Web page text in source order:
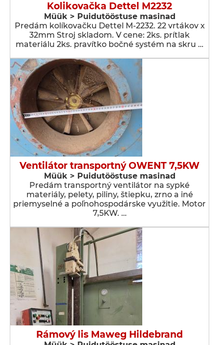
Kolikovačka Dettel M2232
Müük > Puidutööstuse masinad
Predám kolíkovačku Dettel M-2232. 22 vrtákov x
32mm Stroj skladom. V cene: 2ks. prítlak
materiálu 2ks. pravítko bočné systém na skru …
Ventilátor transportný OWENT 7,5KW
Müük > Puidutööstuse masinad
Predám transportný ventilátor na sypké
materiály, pelety, piliny, štiepku, zrno a iné
priemyselné a poľnohospodárske využitie. Motor
7,5KW. …
Rámový lis Maweg Hildebrand